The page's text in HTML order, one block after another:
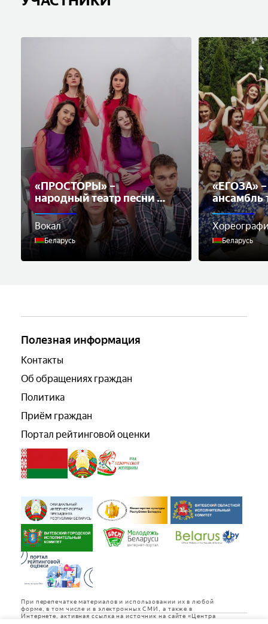
«ПРОСТОРЫ» –
народный театр песни и
музыки
Вокал
Беларусь
«ЕГОЗА»
ансамбль
Беларусь
Полезная информация
Контакты
Об обращениях граждан
Политика
Приём граждан
Портал рейтинговой оценки
При перепечатке материалов и использовании их в любой
форме, в том числе и в электронных СМИ, а также в
Интернете, активная ссылка на источник на сайте «Центра